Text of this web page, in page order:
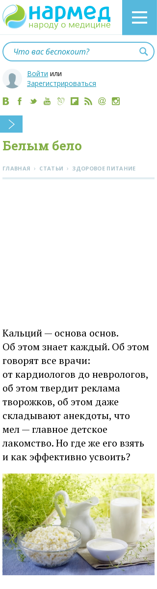
Войти или
Зарегистрироваться
Белым бело
ГЛАВНАЯ › СТАТЬИ › ЗДОРОВОЕ ПИТАНИЕ
Кальций — основа основ.
Об этом знает каждый. Об этом
говорят все врачи:
от кардиологов до неврологов,
об этом твердит реклама
творожков, об этом даже
складывают анекдоты, что
мел — главное детское
лакомство. Но где же его взять
и как эффективно усвоить?